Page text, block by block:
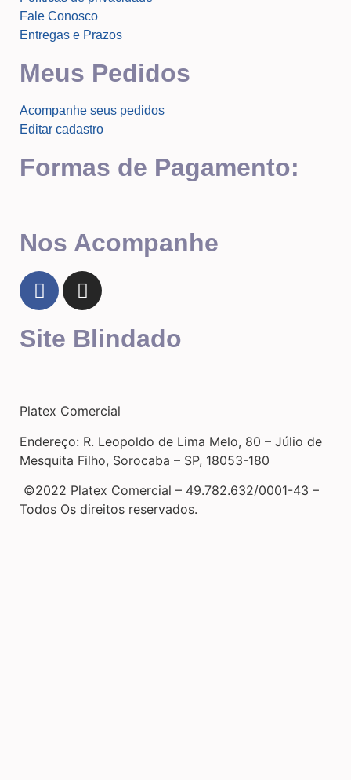
Fale Conosco
Entregas e Prazos
Meus Pedidos
Acompanhe seus pedidos
Editar cadastro
Formas de Pagamento:
Nos Acompanhe
Site Blindado
Platex Comercial
Endereço: R. Leopoldo de Lima Melo, 80 – Júlio de
Mesquita Filho, Sorocaba – SP, 18053-180
©2022 Platex Comercial – 49.782.632/0001-43 –
Todos Os direitos reservados.